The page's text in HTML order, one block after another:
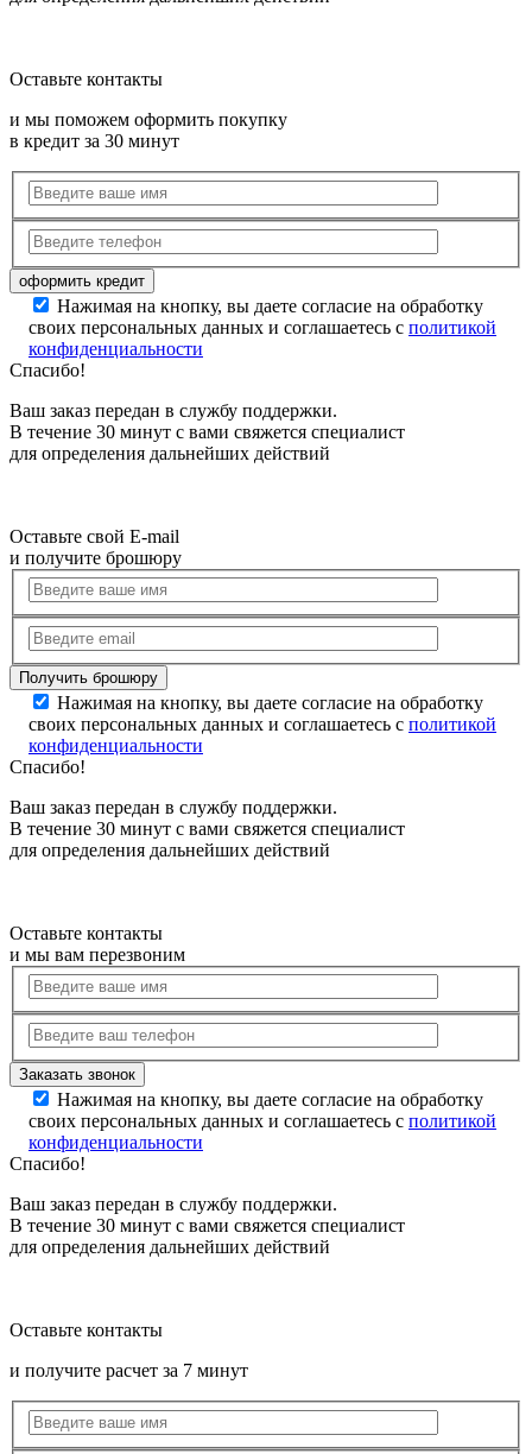
Оставьте контакты
и мы поможем оформить покупку
в кредит за 30 минут
Нажимая на кнопку, вы даете согласие на обработку
своих персональных данных и соглашаетесь с политикой
конфиденциальности
Спасибо!
Ваш заказ передан в службу поддержки.
В течение 30 минут с вами свяжется специалист
для определения дальнейших действий
Оставьте свой E-mail
и получите брошюру
Нажимая на кнопку, вы даете согласие на обработку
своих персональных данных и соглашаетесь с политикой
конфиденциальности
Спасибо!
Ваш заказ передан в службу поддержки.
В течение 30 минут с вами свяжется специалист
для определения дальнейших действий
Оставьте контакты
и мы вам перезвоним
Нажимая на кнопку, вы даете согласие на обработку
своих персональных данных и соглашаетесь с политикой
конфиденциальности
Спасибо!
Ваш заказ передан в службу поддержки.
В течение 30 минут с вами свяжется специалист
для определения дальнейших действий
Оставьте контакты
и получите расчет за 7 минут